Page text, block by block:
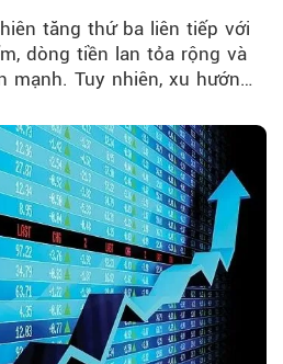
tăng thứ ba liên tiếp với
dòng tiền lan tỏa rộng và
mạnh. Tuy nhiên, xu hướng